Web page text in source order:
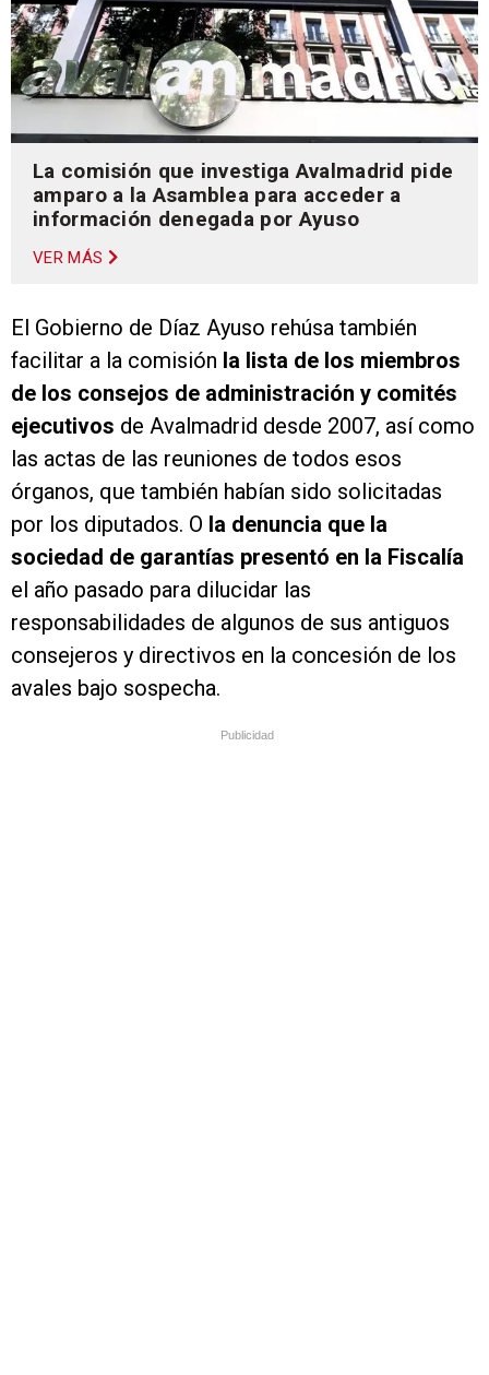
La comisión que investiga Avalmadrid pide
amparo a la Asamblea para acceder a
información denegada por Ayuso
VER MÁS
El Gobierno de Díaz Ayuso rehúsa también
facilitar a la comisión la lista de los miembros
de los consejos de administración y comités
ejecutivos de Avalmadrid desde 2007, así como
las actas de las reuniones de todos esos
órganos, que también habían sido solicitadas
por los diputados. O la denuncia que la
sociedad de garantías presentó en la Fiscalía
el año pasado para dilucidar las
responsabilidades de algunos de sus antiguos
consejeros y directivos en la concesión de los
avales bajo sospecha.
Publicidad